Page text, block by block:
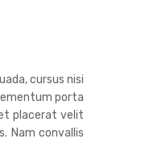
cursus nisi
porta
placerat velit
Nam convallis